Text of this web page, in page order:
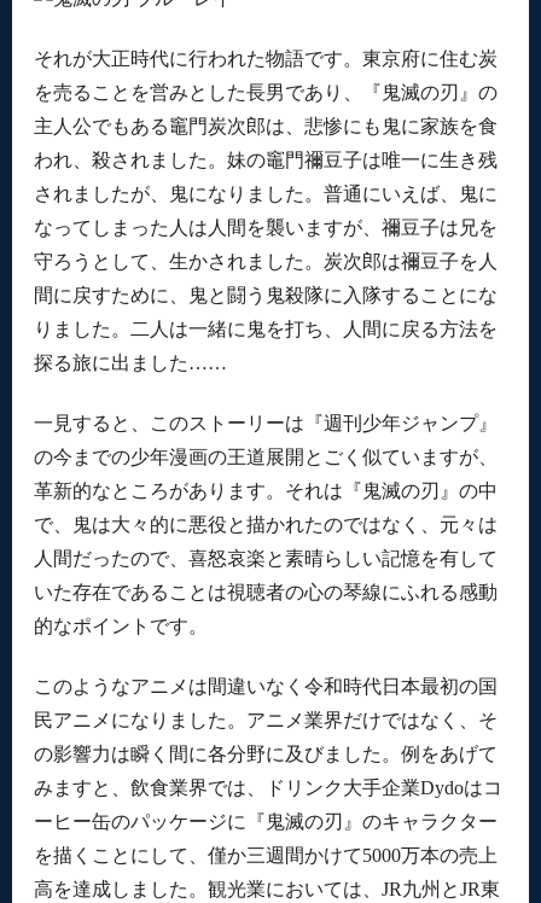
それが大正時代に行われた物語です。東京府に住む炭
を売ることを営みとした長男であり、『鬼滅の刃』の
主人公でもある竈門炭次郎は、悲惨にも鬼に家族を食
われ、殺されました。妹の竈門禰豆子は唯一に生き残
されましたが、鬼になりました。普通にいえば、鬼に
なってしまった人は人間を襲いますが、禰豆子は兄を
守ろうとして、生かされました。炭次郎は禰豆子を人
間に戻すために、鬼と闘う鬼殺隊に入隊することにな
りました。二人は一緒に鬼を打ち、人間に戻る方法を
探る旅に出ました……
一見すると、このストーリーは『週刊少年ジャンプ』
の今までの少年漫画の王道展開とごく似ていますが、
革新的なところがあります。それは『鬼滅の刃』の中
で、鬼は大々的に悪役と描かれたのではなく、元々は
人間だったので、喜怒哀楽と素晴らしい記憶を有して
いた存在であることは視聴者の心の琴線にふれる感動
的なポイントです。
このようなアニメは間違いなく令和時代日本最初の国
民アニメになりました。アニメ業界だけではなく、そ
の影響力は瞬く間に各分野に及びました。例をあげて
みますと、飲食業界では、ドリンク大手企業Dydoはコ
ーヒー缶のパッケージに『鬼滅の刃』のキャラクター
を描くことにして、僅か三週間かけて5000万本の売上
高を達成しました。観光業においては、JR九州とJR東